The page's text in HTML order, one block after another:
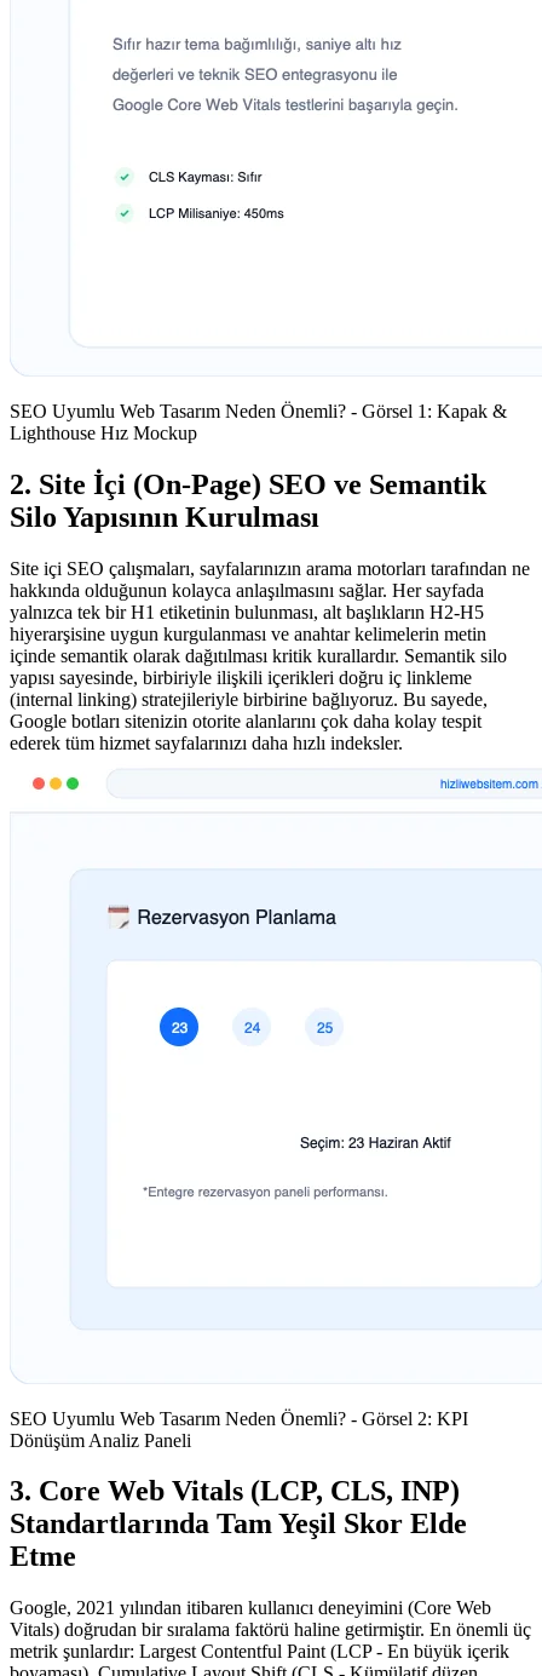
SEO Uyumlu Web Tasarım Neden Önemli? - Görsel 1: Kapak &
Lighthouse Hız Mockup
2. Site İçi (On-Page) SEO ve Semantik
Silo Yapısının Kurulması
Site içi SEO çalışmaları, sayfalarınızın arama motorları tarafından ne
hakkında olduğunun kolayca anlaşılmasını sağlar. Her sayfada
yalnızca tek bir H1 etiketinin bulunması, alt başlıkların H2-H5
hiyerarşisine uygun kurgulanması ve anahtar kelimelerin metin
içinde semantik olarak dağıtılması kritik kurallardır. Semantik silo
yapısı sayesinde, birbiriyle ilişkili içerikleri doğru iç linkleme
(internal linking) stratejileriyle birbirine bağlıyoruz. Bu sayede,
Google botları sitenizin otorite alanlarını çok daha kolay tespit
ederek tüm hizmet sayfalarınızı daha hızlı indeksler.
SEO Uyumlu Web Tasarım Neden Önemli? - Görsel 2: KPI
Dönüşüm Analiz Paneli
3. Core Web Vitals (LCP, CLS, INP)
Standartlarında Tam Yeşil Skor Elde
Etme
Google, 2021 yılından itibaren kullanıcı deneyimini (Core Web
Vitals) doğrudan bir sıralama faktörü haline getirmiştir. En önemli üç
metrik şunlardır: Largest Contentful Paint (LCP - En büyük içerik